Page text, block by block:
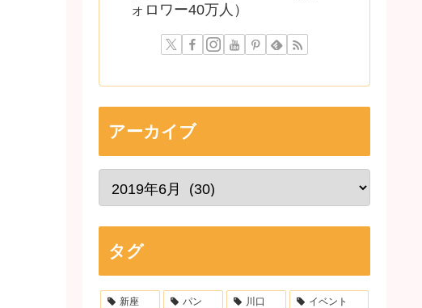
ォロワー40万人）
アーカイブ
タグ
新座 パン 川口 イベント